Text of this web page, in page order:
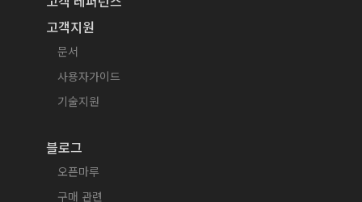
고객지원
문서
사용자가이드
기술지원
블로그
오픈마루
구매 관련